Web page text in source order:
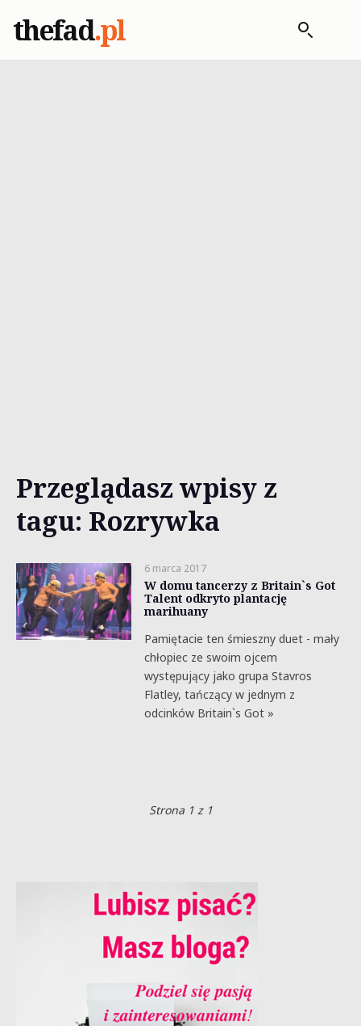
thefad.pl
Przeglądasz wpisy z
tagu: Rozrywka
6 marca 2017
W domu tancerzy z Britain`s Got
Talent odkryto plantację
marihuany
Pamiętacie ten śmieszny duet - mały
chłopiec ze swoim ojcem
występujący jako grupa Stavros
Flatley, tańczący w jednym z
odcinków Britain`s Got »
Strona 1 z 1